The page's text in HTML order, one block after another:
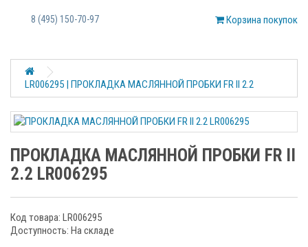
8 (495) 150-70-97 Корзина покупок
LR006295 | ПРОКЛАДКА МАСЛЯННОЙ ПРОБКИ FR II 2.2
ПРОКЛАДКА МАСЛЯННОЙ ПРОБКИ FR II
2.2 LR006295
Код товара: LR006295
Доступность: На складе